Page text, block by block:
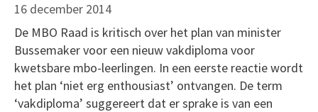
16 december 2014
De MBO Raad is kritisch over het plan van minister
Bussemaker voor een nieuw vakdiploma voor
kwetsbare mbo-leerlingen. In een eerste reactie wordt
het plan ‘niet erg enthousiast’ ontvangen. De term
‘vakdiploma’ suggereert dat er sprake is van een